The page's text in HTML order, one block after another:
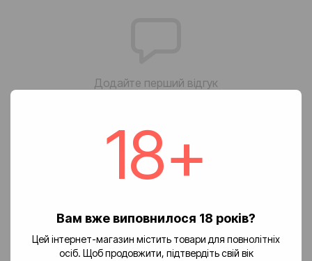
18+
Вам вже виповнилося 18 років?
Цей інтернет-магазин містить товари для повнолітніх
осіб. Щоб продовжити, підтвердіть свій вік
Додайте перший відгук
Написати відгук
Оплата Повернення
🚚 Вартість доставки
Доставка замовлень по Україні здійснюється службою «Нова